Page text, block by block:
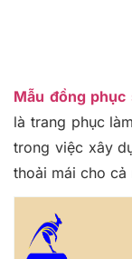
Mẫu đồng phục
là trang phục
trong việc xây
thoải mái cho cả